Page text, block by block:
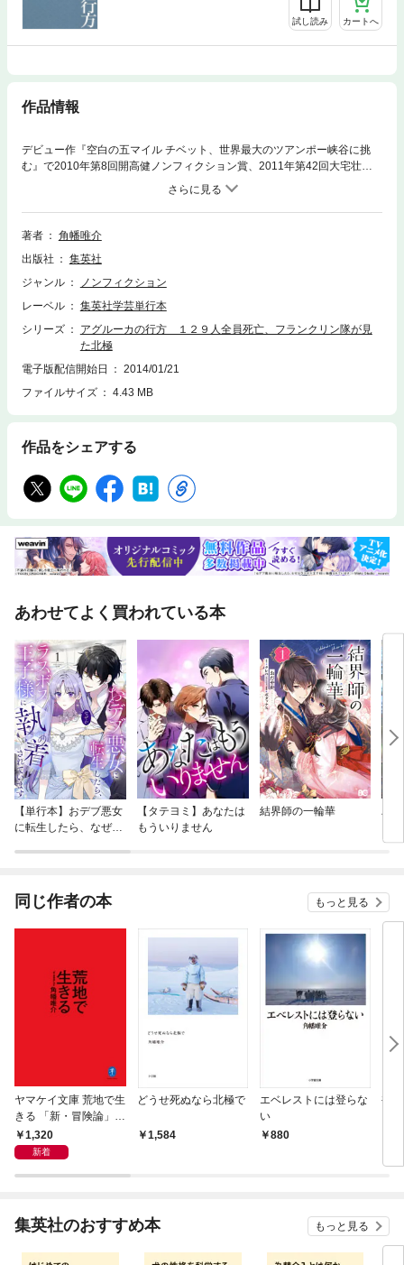
試し読み カートへ
作品情報
デビュー作『空白の五マイル チベット、世界最大のツアンポー峡谷に挑
む』で2010年第8回開高健ノンフィクション賞、2011年第42回大宅壮一
ノンフィクション賞、2011年第1回梅棹忠夫･山と探検文学賞を受賞し、
『雪男は向こうからやって来た』で2012年第31回新田次郎文学賞を受賞
した若き冒険作家の最新作! 今なお命の瀬戸際まで人間を追いつめる酷寒
の北極圏。19世紀、地図なき世界と戦い、還らなかった人々を追う、壮絶
著者
角幡唯介
出版社
集英社
ジャンル
ノンフィクション
レーベル
集英社学芸単行本
シリーズ
アグルーカの行方 １２９人全員死亡、フランクリン隊が見
た北極
電子版配信開始日
2014/01/21
ファイルサイズ
4.43 MB
作品をシェアする
あわせてよく買われている本
【単行本】おデブ悪女
に転生したら、なぜか
【タテヨミ】あなたは
もういりません
結界師の一輪華
バ
今
同じ作者の本 もっと見る
ヤマケイ文庫 荒地で生
きる 「新・冒険論」改
訂1,320
新着
どうせ死ぬなら北極で
1,584
エベレストには登らな
い
880
裸
集英社のおすすめ本 もっと見る